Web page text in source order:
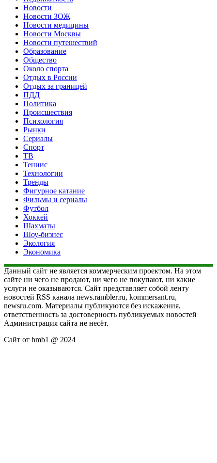
Новости
Новости ЗОЖ
Новости медицины
Новости Москвы
Новости путешествий
Образование
Общество
Около спорта
Отдых в России
Отдых за границей
ПДД
Политика
Происшествия
Психология
Рынки
Сериалы
Спорт
ТВ
Теннис
Технологии
Тренды
Фигурное катание
Фильмы и сериалы
Футбол
Хоккей
Шахматы
Шоу-бизнес
Экология
Экономика
Данный сайт не является коммерческим проектом. На этом
сайте ни чего не продают, ни чего не покупают, ни какие
услуги не оказываются. Сайт представляет собой ленту
новостей RSS канала news.rambler.ru, kommersant.ru,
newsru.com. Материалы публикуются без искажения,
ответственность за достоверность публикуемых новостей
Администрация сайта не несёт.
Сайт от bmb1 @ 2024